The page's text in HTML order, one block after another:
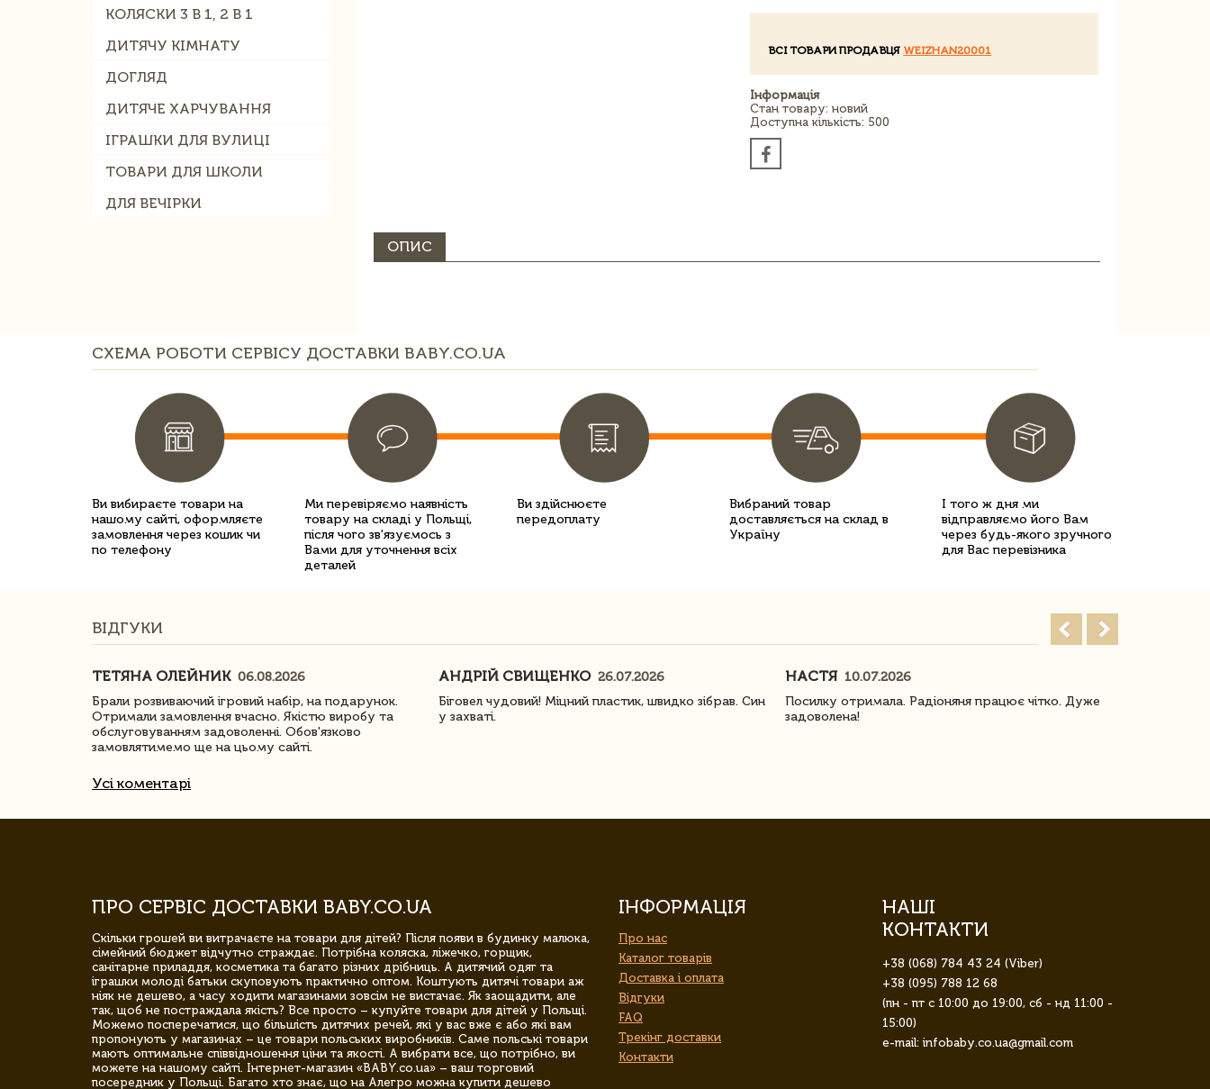
КОЛЯСКИ 3 В 1, 2 В 1
ДИТЯЧУ КІМНАТУ
ДОГЛЯД
ДИТЯЧЕ ХАРЧУВАННЯ
ІГРАШКИ ДЛЯ ВУЛИЦІ
ТОВАРИ ДЛЯ ШКОЛИ
ДЛЯ ВЕЧІРКИ
ВСІ ТОВАРИ ПРОДАВЦЯ WEIZHAN20001
Інформація
Стан товару: новий
Доступна кількість: 500
ОПИС
СХЕМА РОБОТИ СЕРВІСУ ДОСТАВКИ BABY.CO.UA
Ви вибираєте товари на
нашому сайті, оформляєте
замовлення через кошик чи
по телефону
Ми перевіряємо наявність
товару на складі у Польщі,
після чого зв'язуємось з
Вами для уточнення всіх
деталей
Ви здійснюєте
передоплату
Вибраний товар
доставляється на склад в
Україну
І того ж дня ми
відправляємо його Вам
через будь-якого зручного
для Вас перевізника
ВІДГУКИ
ТЕТЯНА ОЛЕЙНИК 06.08.2026
Брали розвиваючий ігровий набір, на подарунок.
Отримали замовлення вчасно. Якістю виробу та
обслуговуванням задоволенні. Обов'язково
замовлятимемо ще на цьому сайті.
АНДРІЙ СВИЩЕНКО 26.07.2026
Біговел чудовий! Міцний пластик, швидко зібрав. Син
у захваті.
НАСТЯ 10.07.2026
Посилку отримала. Радіоняня працює чітко. Дуже
задоволена!
Усі коментарі
ПРО СЕРВІС ДОСТАВКИ BABY.CO.UA
Скільки грошей ви витрачаєте на товари для дітей? Після появи в будинку малюка,
сімейний бюджет відчутно страждає. Потрібна коляска, ліжечко, горщик,
санітарне приладдя, косметика та багато різних дрібниць. А дитячий одяг та
іграшки молоді батьки скуповують практично оптом. Коштують дитячі товари аж
ніяк не дешево, а часу ходити магазинами зовсім не вистачає. Як заощадити, але
так, щоб не постраждала якість? Все просто – купуйте товари для дітей у Польщі.
Можемо посперечатися, що більшість дитячих речей, які у вас вже є або які вам
пропонують у магазинах – це товари польських виробників. Саме польські товари
мають оптимальне співвідношення ціни та якості. А вибрати все, що потрібно, ви
можете на нашому сайті. Інтернет-магазин «BABY.co.ua» – ваш торговий
посередник у Польщі. Багато хто знає, що на Алегро можна купити дешево
ІНФОРМАЦІЯ
Про нас
Каталог товарів
Доставка і оплата
Відгуки
FAQ
Трекінг доставки
Контакти
НАШІ
КОНТАКТИ
+38 (068) 784 43 24 (Viber)
+38 (095) 788 12 68
(пн - пт с 10:00 до 19:00, сб - нд 11:00 -
15:00)
e-mail: infobaby.co.ua@gmail.com